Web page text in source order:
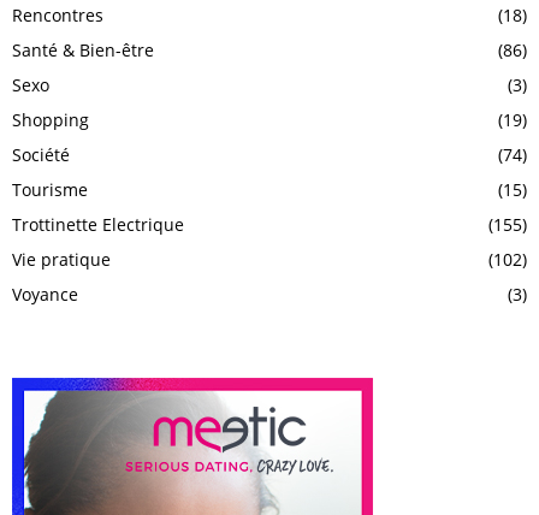
Rencontres
(18)
Santé & Bien-être
(86)
Sexo
(3)
Shopping
(19)
Société
(74)
Tourisme
(15)
Trottinette Electrique
(155)
Vie pratique
(102)
Voyance
(3)